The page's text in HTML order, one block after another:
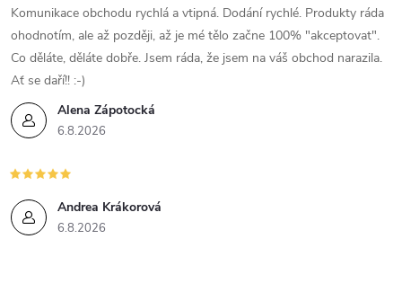
Alena Zápotocká
6.8.2026
Komunikace obchodu rychlá a vtipná. Dodání rychlé. Produkty ráda
ohodnotím, ale až později, až je mé tělo začne 100% "akceptovat".
Co děláte, děláte dobře. Jsem ráda, že jsem na váš obchod narazila.
Ať se daří!! :-)
Andrea Krákorová
6.8.2026